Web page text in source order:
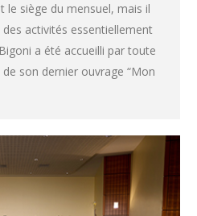
le siège du mensuel, mais il
des activités essentiellement
a été accueilli par toute
de son dernier ouvrage “Mon